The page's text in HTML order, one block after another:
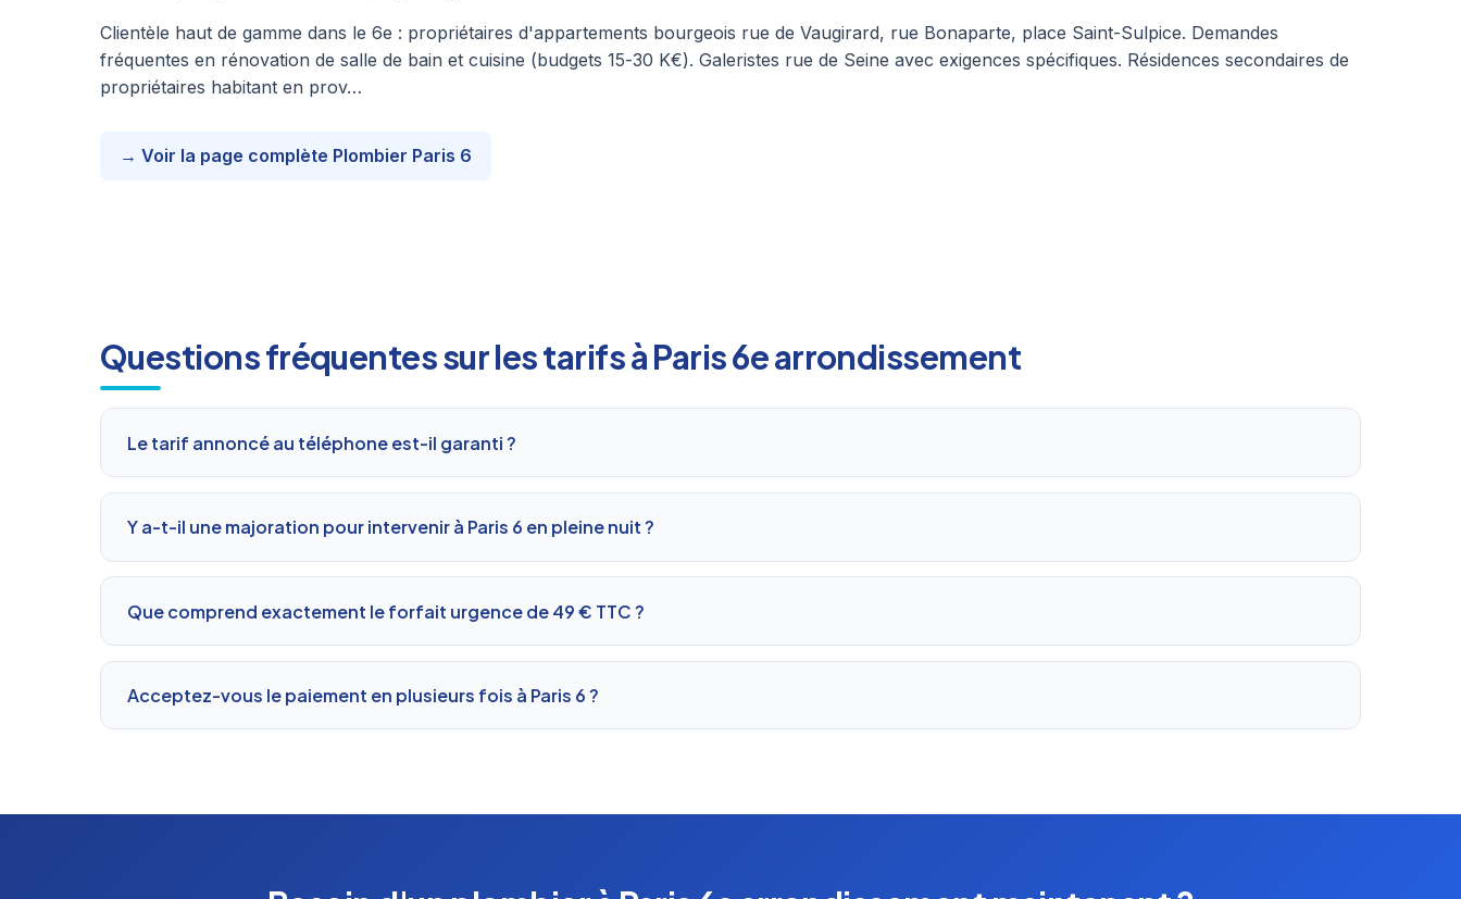
Clientèle haut de gamme dans le 6e : propriétaires d'appartements bourgeois rue de Vaugirard, rue Bonaparte, place Saint-Sulpice. Demandes
fréquentes en rénovation de salle de bain et cuisine (budgets 15-30 K€). Galeristes rue de Seine avec exigences spécifiques. Résidences secondaires de
propriétaires habitant en prov…
→ Voir la page complète Plombier Paris 6
Questions fréquentes sur les tarifs à Paris 6e arrondissement
Le tarif annoncé au téléphone est-il garanti ?
Y a-t-il une majoration pour intervenir à Paris 6 en pleine nuit ?
Que comprend exactement le forfait urgence de 49 € TTC ?
Acceptez-vous le paiement en plusieurs fois à Paris 6 ?